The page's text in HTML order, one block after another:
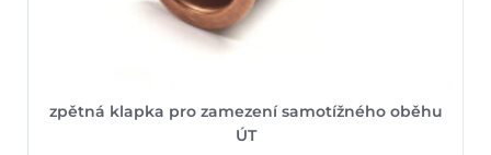
zpětná klapka pro zamezení samotížného oběhu
ÚT